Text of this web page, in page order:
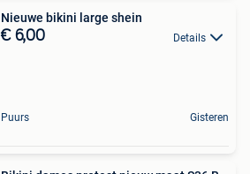
Nieuwe bikini large shein
€ 6,00 Details
Puurs Gisteren